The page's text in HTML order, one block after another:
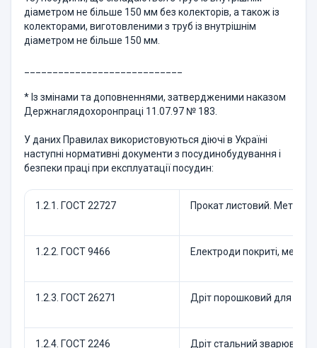
діаметром не більше 150 мм без колекторів, а також із
колекторами, виготовленими з труб із внутрішнім
діаметром не більше 150 мм.
* Із змінами та доповненнями, затвердженими наказом
Держнаглядохоронпраці 11.07.97 № 183.
У даних Правилах використовуються діючі в Україні
наступні нормативні документи з посудинобудування і
безпеки праці при експлуатації посудин:
1.2.1. ГОСТ 22727 Прокат листовий. Методи
1.2.2. ГОСТ 9466 Електроди покриті,
1.2.3. ГОСТ 26271 Дріт порошковий для
1.2.4. ГОСТ 2246 Дріт стальний